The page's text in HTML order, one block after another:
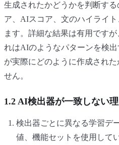
生成されたかどうかを判断す
ア、AIスコア、文のハイライ
ます。詳細な結果は有用です
れはAIのようなパターンを検
が実際にどのように作成され
せん。
1.2 AI検出器が一致しない
検出器ごとに異なる学習デ
値、機能セットを使用して